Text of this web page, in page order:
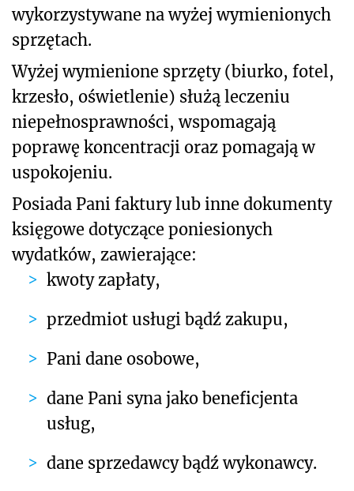
wykorzystywane na wyżej wymienionych
sprzętach.
Wyżej wymienione sprzęty (biurko, fotel,
krzesło, oświetlenie) służą leczeniu
niepełnosprawności, wspomagają
poprawę koncentracji oraz pomagają w
uspokojeniu.
Posiada Pani faktury lub inne dokumenty
księgowe dotyczące poniesionych
wydatków, zawierające:
kwoty zapłaty,
przedmiot usługi bądź zakupu,
Pani dane osobowe,
dane Pani syna jako beneficjenta
usług,
dane sprzedawcy bądź wykonawcy.